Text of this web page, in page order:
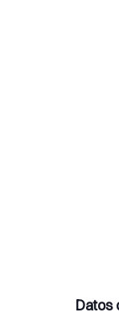
Datos